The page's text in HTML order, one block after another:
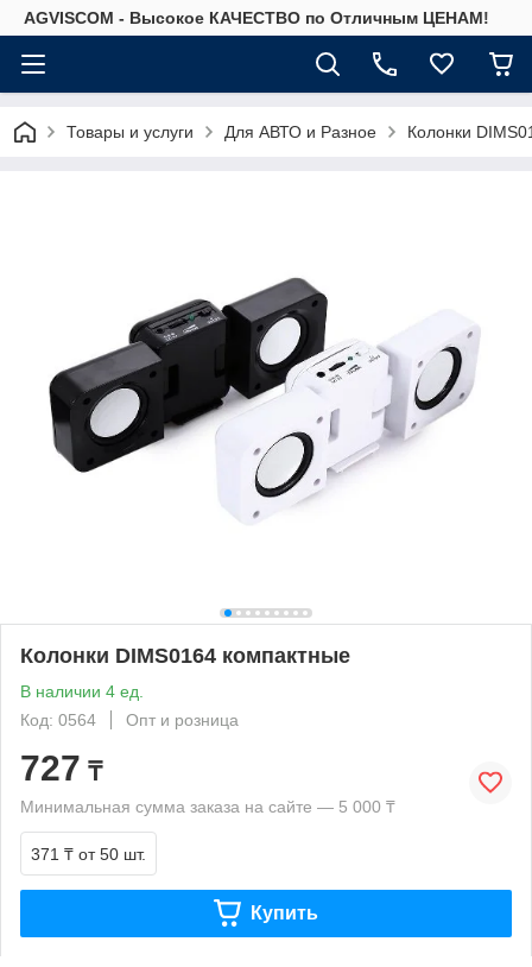
AGVISCOM - Высокое КАЧЕСТВО по Отличным ЦЕНАМ!
Товары и услуги Для АВТО и Разное Колонки
Колонки DIMS0164 компактные
В наличии 4 ед.
Код: 0564
Опт и розница
727 ₸
Минимальная сумма заказа на сайте — 5 000 ₸
371 ₸ от 50 шт.
Купить